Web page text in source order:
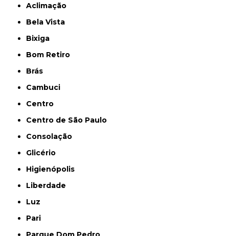
Aclimação
Bela Vista
Bixiga
Bom Retiro
Brás
Cambuci
Centro
Centro de São Paulo
Consolação
Glicério
Higienópolis
Liberdade
Luz
Pari